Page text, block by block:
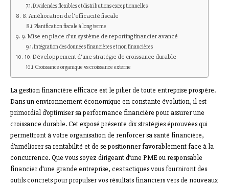
Dividendes flexibles et distributions exceptionnelles
8. Amélioration de l’efficacité fiscale
Planification fiscale à long terme
9. Mise en place d’un système de reporting financier avancé
Intégration des données financières et non financières
10. Développement d’une stratégie de croissance durable
Croissance organique vs croissance externe
La gestion financière efficace est le pilier de toute entreprise prospère.
Dans un environnement économique en constante évolution, il est
primordial d’optimiser sa performance financière pour assurer une
croissance durable. Cet exposé présente dix stratégies éprouvées qui
permettront à votre organisation de renforcer sa santé financière,
d’améliorer sa rentabilité et de se positionner favorablement face à la
concurrence. Que vous soyez dirigeant d’une PME ou responsable
financier d’une grande entreprise, ces tactiques vous fourniront des
outils concrets pour propulser vos résultats financiers vers de nouveaux